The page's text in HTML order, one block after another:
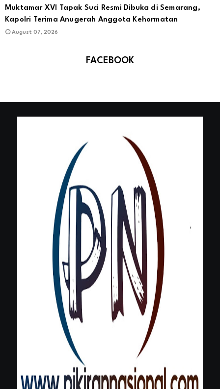
Muktamar XVI Tapak Suci Resmi Dibuka di Semarang,
Kapolri Terima Anugerah Anggota Kehormatan
August 07, 2026
FACEBOOK